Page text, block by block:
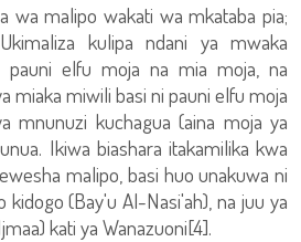
wa malipo wakati wa mkataba pia;
kulipa ndani ya mwaka
pauni elfu moja na mia moja, na
miaka miwili basi ni pauni elfu moja
mnunuzi kuchagua (aina moja ya
Ikiwa biashara itakamilika kwa
malipo, basi huo unakuwa ni
kidogo (Bay'u Al-Nasi'ah), na juu ya
kati ya Wanazuoni[4].